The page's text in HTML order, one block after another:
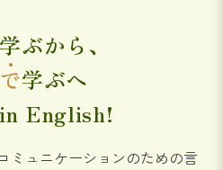
学ぶから、
で学ぶへ
English!
ミュニケーションのための言